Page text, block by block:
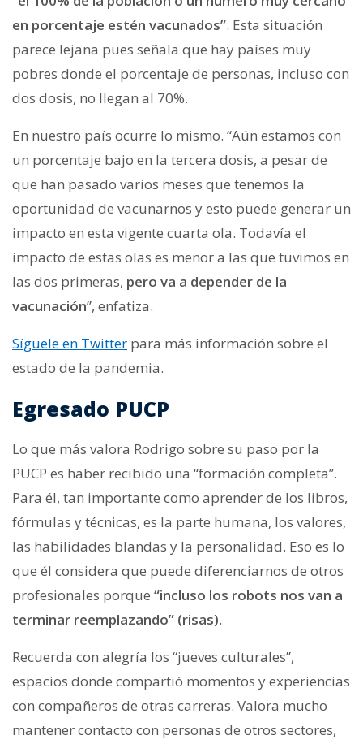
en porcentaje estén vacunados”. Esta situación
parece lejana pues señala que hay países muy
pobres donde el porcentaje de personas, incluso con
dos dosis, no llegan al 70%.
En nuestro país ocurre lo mismo. “Aún estamos con
un porcentaje bajo en la tercera dosis, a pesar de
que han pasado varios meses que tenemos la
oportunidad de vacunarnos y esto puede generar un
impacto en esta vigente cuarta ola. Todavía el
impacto de estas olas es menor a las que tuvimos en
las dos primeras, pero va a depender de la
vacunación”, enfatiza.
Síguele en Twitter para más información sobre el
estado de la pandemia.
Egresado PUCP
Lo que más valora Rodrigo sobre su paso por la
PUCP es haber recibido una “formación completa”.
Para él, tan importante como aprender de los libros,
fórmulas y técnicas, es la parte humana, los valores,
las habilidades blandas y la personalidad. Eso es lo
que él considera que puede diferenciarnos de otros
profesionales porque “incluso los robots nos van a
terminar reemplazando” (risas).
Recuerda con alegría los “jueves culturales”,
espacios donde compartió momentos y experiencias
con compañeros de otras carreras. Valora mucho
mantener contacto con personas de otros sectores,